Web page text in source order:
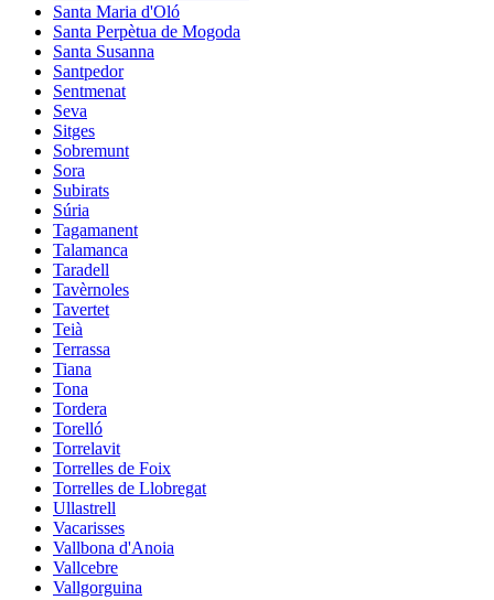
Santa Maria d'Oló
Santa Perpètua de Mogoda
Santa Susanna
Santpedor
Sentmenat
Seva
Sitges
Sobremunt
Sora
Subirats
Súria
Tagamanent
Talamanca
Taradell
Tavèrnoles
Tavertet
Teià
Terrassa
Tiana
Tona
Tordera
Torelló
Torrelavit
Torrelles de Foix
Torrelles de Llobregat
Ullastrell
Vacarisses
Vallbona d'Anoia
Vallcebre
Vallgorguina